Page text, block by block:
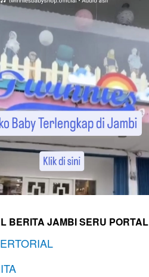
BERITA JAMBI SERU PORTAL